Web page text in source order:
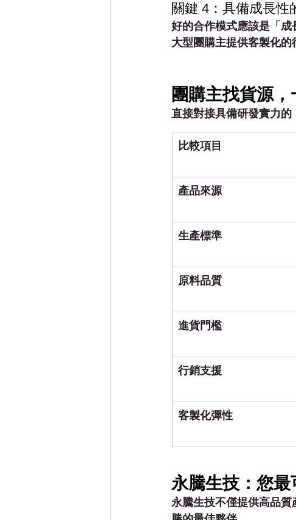
關鍵 4：具備成長性
好的合作模式應該是「
大型團購主提供客製化的
團購主找貨源
直接對接具備研發實力的
比較項目
產品來源
生產標準
原料品質
進貨門檻
行銷支援
客製化彈性
永騰生技：您
永騰生技不僅提供高品